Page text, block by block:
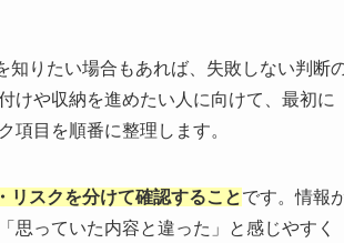
知りたい場合もあれば、失敗しない判断
けや収納を進めたい人に向けて、最初に
項目を順番に整理します。
リスクを分けて確認することです。情報
思っていた内容と違った」と感じやすく